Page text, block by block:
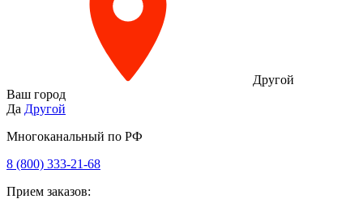
Другой
Ваш город
Да Другой
Многоканальный по РФ
8 (800) 333‑21-68
Прием заказов: